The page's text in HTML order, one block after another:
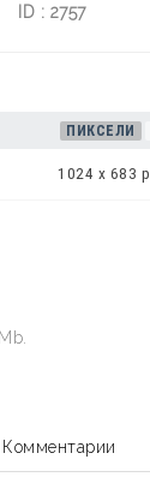
ID : 2757
ПИКСЕЛИ
1024 x 683
Комментарии